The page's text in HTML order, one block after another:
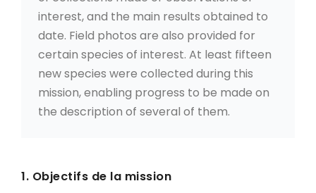
interest, and the main results obtained to
date. Field photos are also provided for
certain species of interest. At least fifteen
new species were collected during this
mission, enabling progress to be made on
the description of several of them.
1. Objectifs de la mission